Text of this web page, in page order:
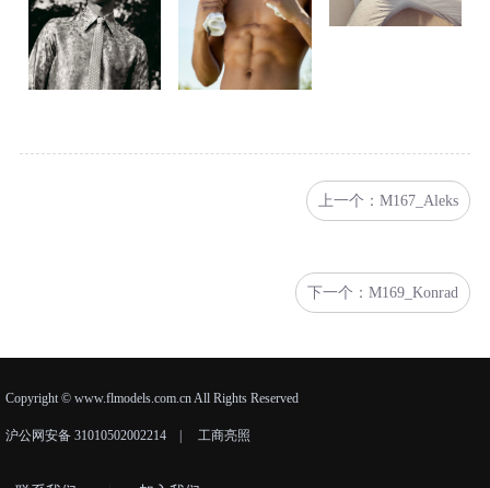
上一个：M167_Aleks
下一个：M169_Konrad
Copyright © www.flmodels.com.cn All Rights Reserved
沪公网安备 31010502002214 工商亮照